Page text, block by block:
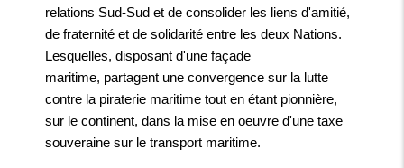
relations Sud-Sud et de consolider les liens d'amitié,
de fraternité et de solidarité entre les deux Nations.
Lesquelles, disposant d'une façade
maritime, partagent une convergence sur la lutte
contre la piraterie maritime tout en étant pionnière,
sur le continent, dans la mise en oeuvre d'une taxe
souveraine sur le transport maritime.